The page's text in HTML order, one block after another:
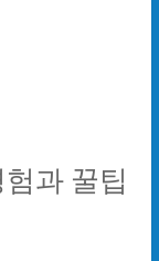
과 꿀팁